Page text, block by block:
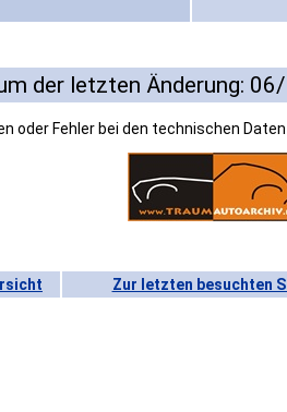
der letzten Änderung:
oder Fehler bei den technischen
Zur letzten besuchten